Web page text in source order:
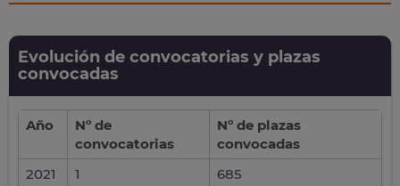
Evolución de convocatorias y plazas
convocadas
Año
Nº de
convocatorias
Nº de plazas
convocadas
2021
1
685